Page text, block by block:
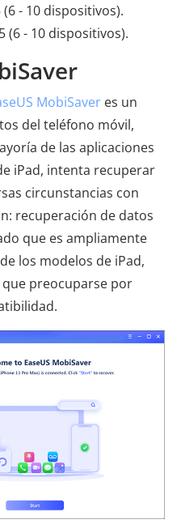
- 10 dispositivos).
(6 - 10 dispositivos).
MobiSaver es un
del teléfono móvil,
de las aplicaciones
iPad, intenta recuperar
circunstancias con
recuperación de datos
que es ampliamente
los modelos de iPad,
preocuparse por